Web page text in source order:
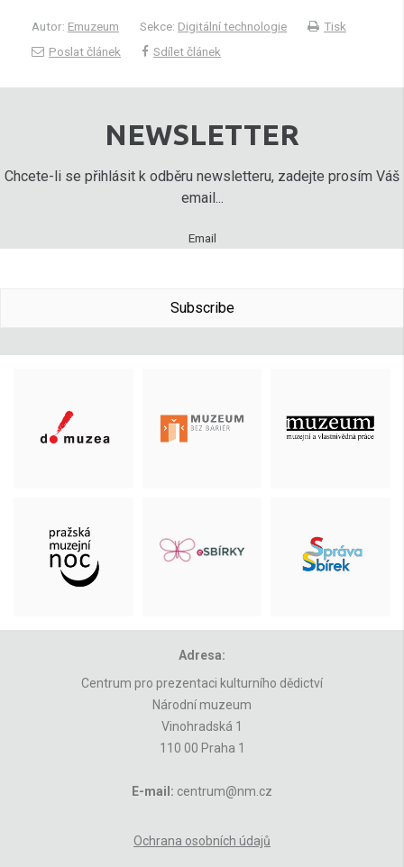
Autor: Emuzeum Sekce: Digitální technologie
Tisk
Poslat článek
Sdílet článek
NEWSLETTER
Chcete-li se přihlásit k odběru newsletteru, zadejte prosím Váš
email...
Email
Subscribe
Adresa:
Centrum pro prezentaci kulturního dědictví
Národní muzeum
Vinohradská 1
110 00 Praha 1
E-mail: centrum@nm.cz
Ochrana osobních údajů